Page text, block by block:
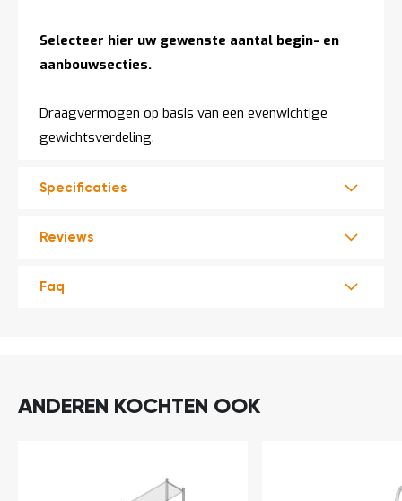
Selecteer hier uw gewenste aantal begin- en
aanbouwsecties.
Draagvermogen op basis van een evenwichtige
gewichtsverdeling.
Specificaties
Reviews
Faq
ANDEREN KOCHTEN OOK